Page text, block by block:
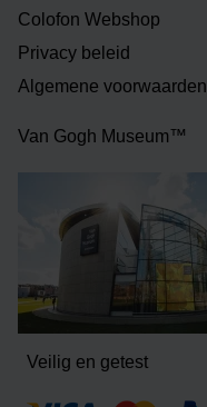
Colofon Webshop
Privacy beleid
Algemene voorwaarden
Van Gogh Museum™
Veilig en getest